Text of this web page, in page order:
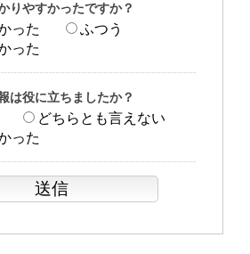
りやすかったですか？
った
ふつう
った
は役に立ちましたか？
どちらとも言えない
った